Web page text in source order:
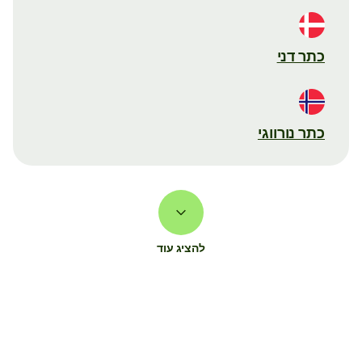
כתר דני
כתר נורווגי
להציג עוד